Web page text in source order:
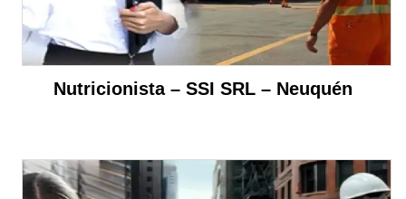
Nutricionista – SSI SRL – Neuquén